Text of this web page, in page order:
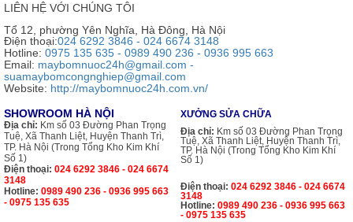
LIÊN HỆ VỚI CHÚNG TÔI
Tổ 12, phường Yên Nghĩa, Hà Đông, Hà Nội
Điện thoại:024 6292 3846 - 024 6674 3148
Hotline: 0975 135 635 - 0989 490 236 - 0936 995 663
Email: maybomnuoc24h@gmail.com -
suamaybomcongnghiep@gmail.com
Website: http://maybomnuoc24h.com.vn/
SHOWROOM HÀ NỘI
Địa chỉ: Km số 03 Đường Phan Trọng
Tuệ, Xã Thanh Liệt, Huyện Thanh Trì,
TP. Hà Nội (Trong Tổng Kho Kim Khí
Số 1)
Điện thoại: 024 6292 3846 - 024 6674
3148
Hotline: 0989 490 236 - 0936 995 663
- 0975 135 635
XƯỞNG SỬA CHỮA
Địa chỉ: Km số 03 Đường Phan Trọng
Tuệ, Xã Thanh Liệt, Huyện Thanh Trì,
TP. Hà Nội (Trong Tổng Kho Kim Khí
Số 1)
Điện thoại: 024 6292 3846 - 024 6674
3148
Hotline: 0989 490 236 - 0936 995 663
- 0975 135 635